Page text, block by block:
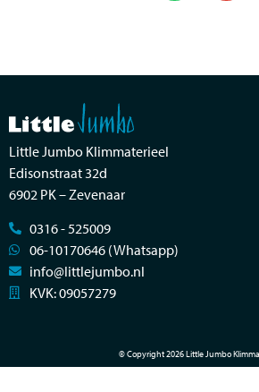
Little Jumbo Klimmaterieel
Edisonstraat 32d
6902 PK – Zevenaar
0316 - 525009
06-10170646 (Whatsapp)
info@littlejumbo.nl
KVK: 09057279
© Copyright 2026 Little Jumbo